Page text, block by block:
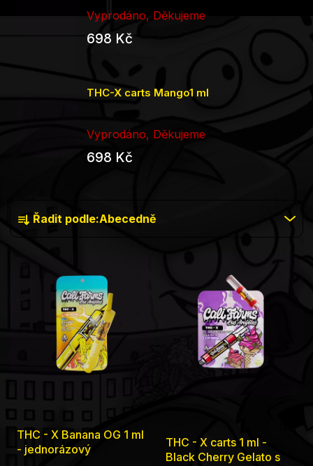
Vyprodáno, Děkujeme
698 Kč
THC-X carts Mango1 ml
Vyprodáno, Děkujeme
698 Kč
Řazení
produktů
Řadit podle:Abecedně
produktů
THC - X Banana OG 1 ml
- jednorázový
Průměrné
hodnocení
THC - X carts 1 ml -
Black Cherry Gelato s